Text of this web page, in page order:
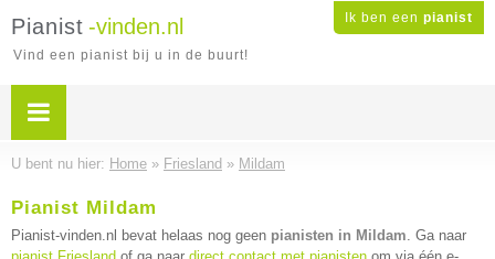
Ik ben een pianist
Pianist -vinden.nl
Vind een pianist bij u in de buurt!
U bent nu hier: Home » Friesland » Mildam
Pianist Mildam
Pianist-vinden.nl bevat helaas nog geen pianisten in Mildam. Ga naar